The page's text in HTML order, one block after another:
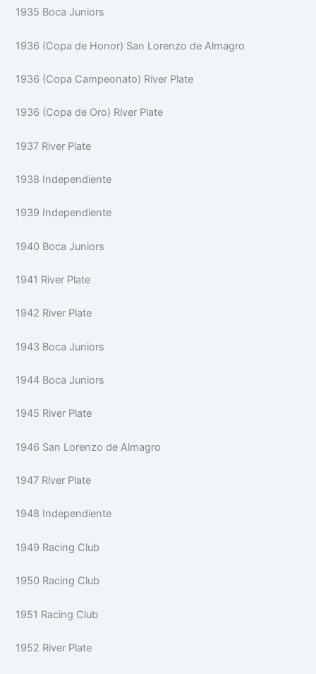
1935 Boca Juniors
1936 (Copa de Honor) San Lorenzo de Almagro
1936 (Copa Campeonato) River Plate
1936 (Copa de Oro) River Plate
1937 River Plate
1938 Independiente
1939 Independiente
1940 Boca Juniors
1941 River Plate
1942 River Plate
1943 Boca Juniors
1944 Boca Juniors
1945 River Plate
1946 San Lorenzo de Almagro
1947 River Plate
1948 Independiente
1949 Racing Club
1950 Racing Club
1951 Racing Club
1952 River Plate